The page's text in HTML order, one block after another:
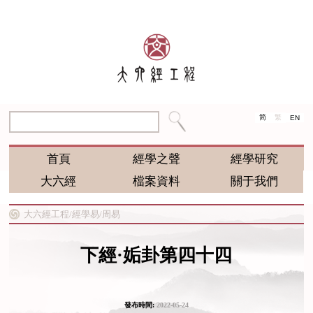
简 繁 EN
首頁 經學之聲
經學研究
大六經
檔案資料 關于我們
大六經工程/經學易/ 周易
下經·姤卦第四十四
發布時間:2022-05-24